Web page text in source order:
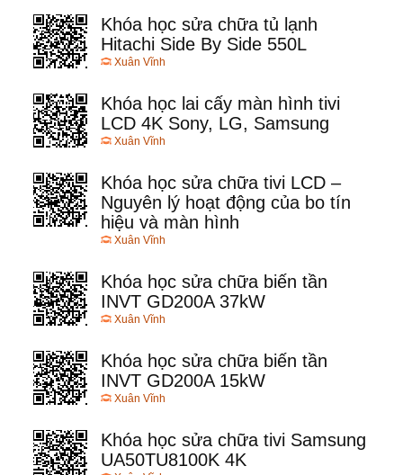
Khóa học sửa chữa tủ lạnh
Hitachi Side By Side 550L
Xuân Vĩnh
Khóa học lai cấy màn hình tivi
LCD 4K Sony, LG, Samsung
Xuân Vĩnh
Khóa học sửa chữa tivi LCD –
Nguyên lý hoạt động của bo tín
hiệu và màn hình
Xuân Vĩnh
Khóa học sửa chữa biến tần
INVT GD200A 37kW
Xuân Vĩnh
Khóa học sửa chữa biến tần
INVT GD200A 15kW
Xuân Vĩnh
Khóa học sửa chữa tivi Samsung
UA50TU8100K 4K